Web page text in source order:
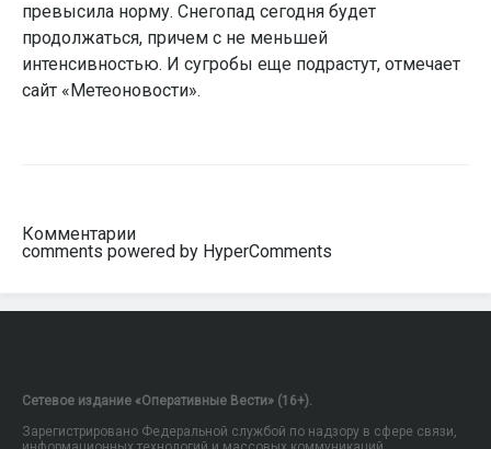
превысила норму. Снегопад сегодня будет
продолжаться, причем с не меньшей
интенсивностью. И сугробы еще подрастут, отмечает
сайт «Метеоновости».
Комментарии
comments powered by HyperComments
Сетевое издание «Оперативные Вести» (16+).
Зарегистрировано Федеральной службой по надзору в сфере связи,